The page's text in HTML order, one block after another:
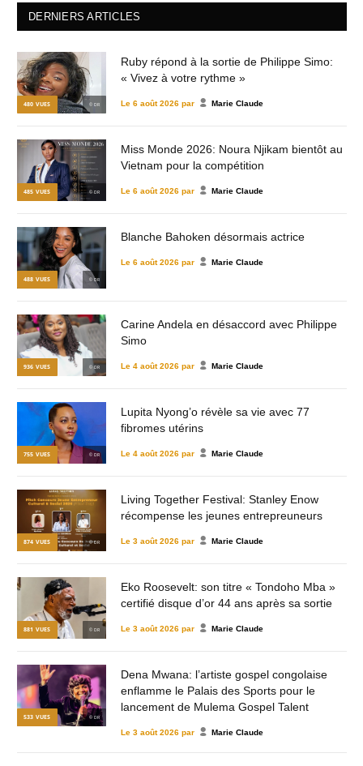
DERNIERS ARTICLES
480 VUES © DR
Ruby répond à la sortie de Philippe Simo:
« Vivez à votre rythme »
Le 6 août 2026 par Marie Claude
485 VUES © DR
Miss Monde 2026: Noura Njikam bientôt au
Vietnam pour la compétition
Le 6 août 2026 par Marie Claude
488 VUES © DR
Blanche Bahoken désormais actrice
Le 6 août 2026 par Marie Claude
936 VUES © DR
Carine Andela en désaccord avec Philippe
Simo
Le 4 août 2026 par Marie Claude
755 VUES © DR
Lupita Nyong’o révèle sa vie avec 77
fibromes utérins
Le 4 août 2026 par Marie Claude
874 VUES © DR
Living Together Festival: Stanley Enow
récompense les jeunes entrepreuneurs
Le 3 août 2026 par Marie Claude
881 VUES © DR
Eko Roosevelt: son titre « Tondoho Mba »
certifié disque d’or 44 ans après sa sortie
Le 3 août 2026 par Marie Claude
533 VUES © DR
Dena Mwana: l’artiste gospel congolaise
enflamme le Palais des Sports pour le
lancement de Mulema Gospel Talent
Le 3 août 2026 par Marie Claude